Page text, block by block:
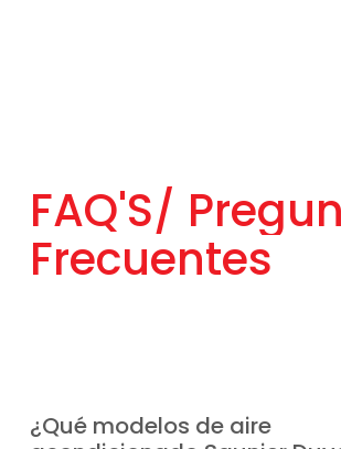
FAQ'S/
Frecuentes
¿Qué modelos de aire